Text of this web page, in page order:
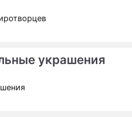
украшения